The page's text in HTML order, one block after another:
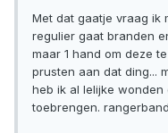
Met dat gaatje vraag ik
regulier gaat branden
maar 1 hand om deze
prusten aan dat ding...
heb ik al lelijke
toebrengen.